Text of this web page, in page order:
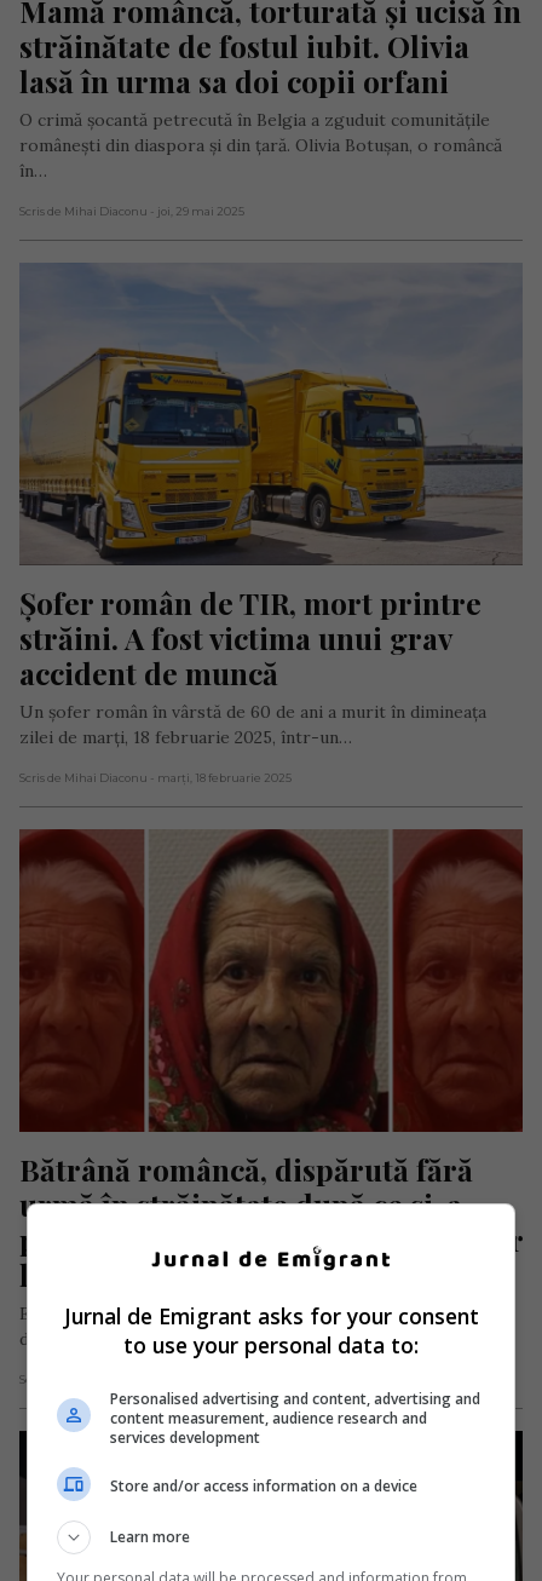
Mamă româncă, torturată și ucisă în
străinătate de fostul iubit. Olivia
lasă în urma sa doi copii orfani
O crimă șocantă petrecută în Belgia a zguduit comunitățile
românești din diaspora și din țară. Olivia Botușan, o româncă
în…
Scris de Mihai Diaconu - joi, 29 mai 2025
Șofer român de TIR, mort printre
străini. A fost victima unui grav
accident de muncă
Un șofer român în vârstă de 60 de ani a murit în dimineața
zilei de marți, 18 februarie 2025, într-un…
Scris de Mihai Diaconu - marți, 18 februarie 2025
Bătrână româncă, dispărută fără
urmă în străinătate după ce și-a
părăsit locuința. Apelul autorităților
locale
Elena Ciuciu, o româncă în vârstă de 74 de ani, a fost dată
dispărută în Belgia, în cursul zilei de…
Scris de Mihai Diaconu
Jurnal de Emigrant asks for your consent
to use your personal data to:
Personalised advertising and content, advertising and
content measurement, audience research and
services development
Store and/or access information on a device
Learn more